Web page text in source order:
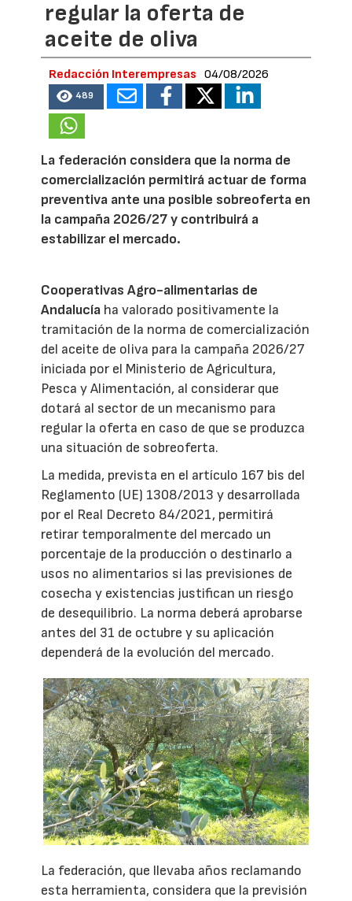
regular la oferta de
aceite de oliva
Redacción Interempresas 04/08/2026
489
La federación considera que la norma de
comercialización permitirá actuar de forma
preventiva ante una posible sobreoferta en
la campaña 2026/27 y contribuirá a
estabilizar el mercado.
Cooperativas Agro-alimentarias de
Andalucía ha valorado positivamente la
tramitación de la norma de comercialización
del aceite de oliva para la campaña 2026/27
iniciada por el Ministerio de Agricultura,
Pesca y Alimentación, al considerar que
dotará al sector de un mecanismo para
regular la oferta en caso de que se produzca
una situación de sobreoferta.
La medida, prevista en el artículo 167 bis del
Reglamento (UE) 1308/2013 y desarrollada
por el Real Decreto 84/2021, permitirá
retirar temporalmente del mercado un
porcentaje de la producción o destinarlo a
usos no alimentarios si las previsiones de
cosecha y existencias justifican un riesgo
de desequilibrio. La norma deberá aprobarse
antes del 31 de octubre y su aplicación
dependerá de la evolución del mercado.
La federación, que llevaba años reclamando
esta herramienta, considera que la previsión